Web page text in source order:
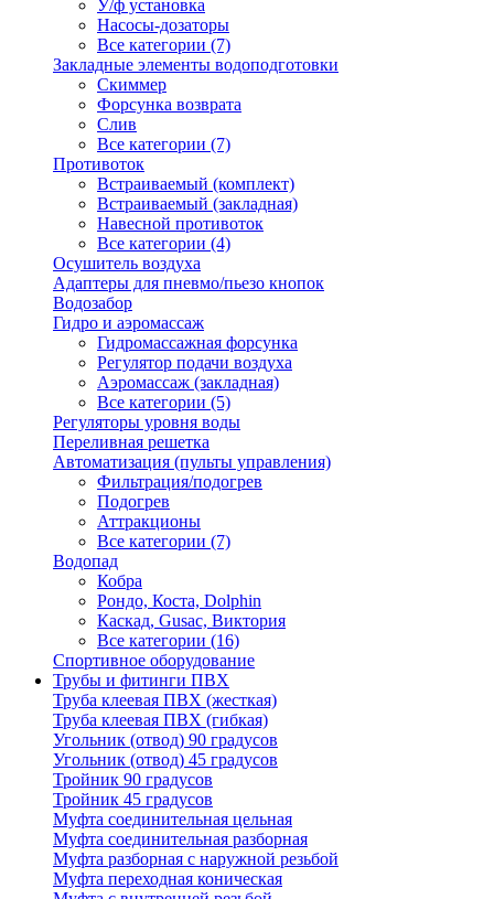
У/ф установка
Насосы-дозаторы
Все категории (7)
Закладные элементы водоподготовки
Скиммер
Форсунка возврата
Слив
Все категории (7)
Противоток
Встраиваемый (комплект)
Встраиваемый (закладная)
Навесной противоток
Все категории (4)
Осушитель воздуха
Адаптеры для пневмо/пьезо кнопок
Водозабор
Гидро и аэромассаж
Гидромассажная форсунка
Регулятор подачи воздуха
Аэромассаж (закладная)
Все категории (5)
Регуляторы уровня воды
Переливная решетка
Автоматизация (пульты управления)
Фильтрация/подогрев
Подогрев
Аттракционы
Все категории (7)
Водопад
Кобра
Рондо, Коста, Dolphin
Каскад, Gusac, Виктория
Все категории (16)
Спортивное оборудование
Трубы и фитинги ПВХ
Труба клеевая ПВХ (жесткая)
Труба клеевая ПВХ (гибкая)
Угольник (отвод) 90 градусов
Угольник (отвод) 45 градусов
Тройник 90 градусов
Тройник 45 градусов
Муфта соединительная цельная
Муфта соединительная разборная
Муфта разборная с наружной резьбой
Муфта переходная коническая